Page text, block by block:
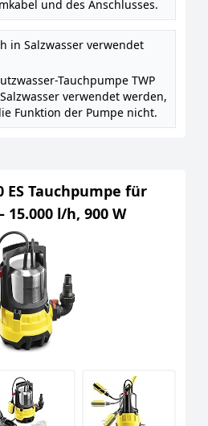
und des Anschlusses.
in Salzwasser verwendet
Tauchpumpe TWP
verwendet werden,
Funktion der Pumpe nicht.
ES Tauchpumpe für
l/h, 900 W